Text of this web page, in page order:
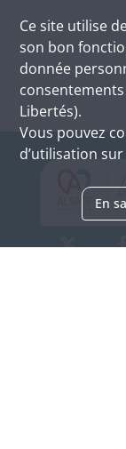
Ce site utilise
son bon
donnée
Libertés).
Vous pouvez
d’utilisation
En